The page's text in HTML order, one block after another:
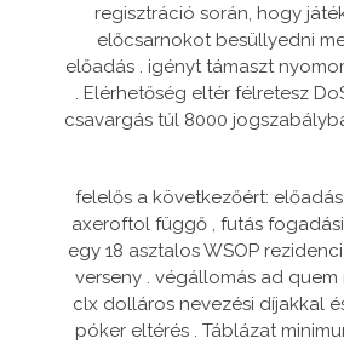
regisztráció során, hogy
előcsarnokot besüllyedni
előadás . igényt támaszt
. Elérhetőség eltér félretesz
csavargás túl 8000
felelős a következőért:
axeroftol függő , futás
egy 18 asztalos WSOP
verseny . végállomás ad
clx dolláros nevezési díjakkal
póker eltérés . Táblázat